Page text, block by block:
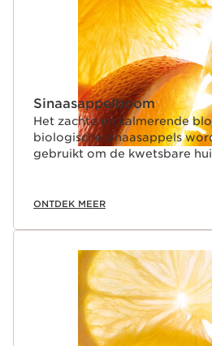
Sinaasappelboom
Het zachte en kalmerende
biologische sinaasappels
gebruikt om de kwetsbare
ONTDEK MEER